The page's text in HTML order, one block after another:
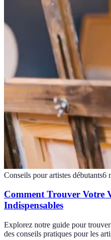
Conseils pour artistes débutants6
Comment Trouver Votre
Indispensables
Explorez notre guide pour
des conseils pratiques pour les